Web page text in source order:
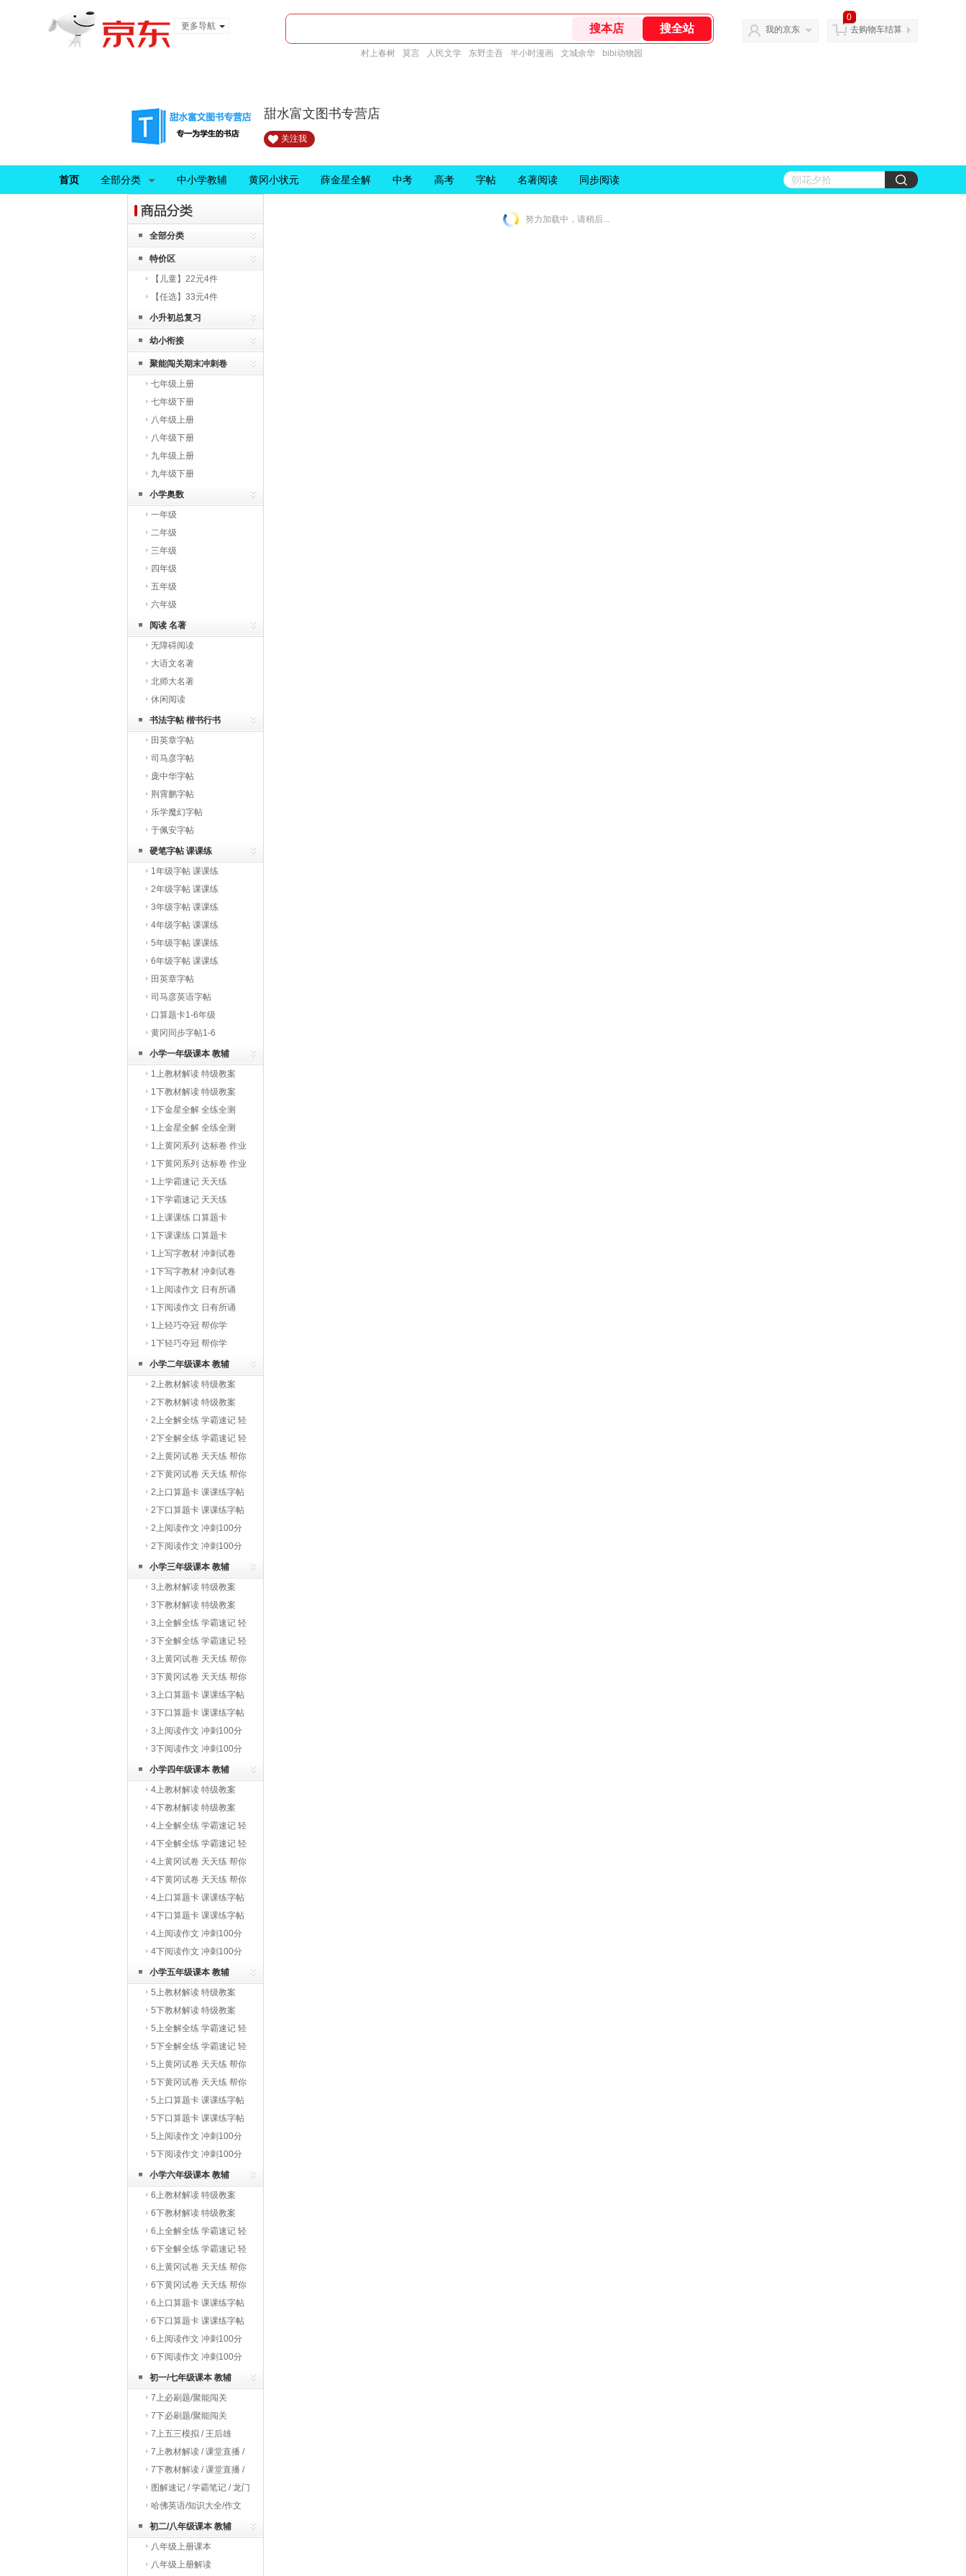
更多导航
村上春树 莫言 人民文学 东野圭吾 半小时漫画 文城余华 bibi动物园
我的京东
0
去购物车结算
甜水富文图书专营店
关注我
首页 全部分类 中小学教辅 黄冈小状元 薛金星全解 中考 高考 字帖 名著阅读 同步阅读
全部分类
特价区
【儿童】22元4件
【任选】33元4件
小升初总复习
幼小衔接
聚能闯关期末冲刺卷
七年级上册
七年级下册
八年级上册
八年级下册
九年级上册
九年级下册
小学奥数
一年级
二年级
三年级
四年级
五年级
六年级
阅读 名著
无障碍阅读
大语文名著
北师大名著
休闲阅读
书法字帖 楷书行书
田英章字帖
司马彦字帖
庞中华字帖
荆霄鹏字帖
乐学魔幻字帖
于佩安字帖
硬笔字帖 课课练
1年级字帖 课课练
2年级字帖 课课练
3年级字帖 课课练
4年级字帖 课课练
5年级字帖 课课练
6年级字帖 课课练
田英章字帖
司马彦英语字帖
口算题卡1-6年级
黄冈同步字帖1-6
小学一年级课本 教辅
1上教材解读 特级教案
1下教材解读 特级教案
1下金星全解 全练全测
1上金星全解 全练全测
1上黄冈系列 达标卷 作业
本1下黄冈系列 达标卷 作业
本1上学霸速记 天天练
1下学霸速记 天天练
1上课课练 口算题卡
1下课课练 口算题卡
1上写字教材 冲刺试卷
1下写字教材 冲刺试卷
1上阅读作文 日有所诵
1下阅读作文 日有所诵
1上轻巧夺冠 帮你学
1下轻巧夺冠 帮你学
小学二年级课本 教辅
2上教材解读 特级教案
2下教材解读 特级教案
2上全解全练 学霸速记 轻
巧夺冠
2下全解全练 学霸速记 轻
巧夺冠
2上黄冈试卷 天天练 帮你
学2下黄冈试卷 天天练 帮你
学2上口算题卡 课课练字帖
写字教材
2下口算题卡 课课练字帖
写字教材
2上阅读作文 冲刺100分
2下阅读作文 冲刺100分
小学三年级课本 教辅
3上教材解读 特级教案
3下教材解读 特级教案
3上全解全练 学霸速记 轻
巧夺冠
3下全解全练 学霸速记 轻
巧夺冠
3上黄冈试卷 天天练 帮你
学3下黄冈试卷 天天练 帮你
学3上口算题卡 课课练字帖
写字教材
3下口算题卡 课课练字帖
写字教材
3上阅读作文 冲刺100分
3下阅读作文 冲刺100分
小学四年级课本 教辅
4上教材解读 特级教案
4下教材解读 特级教案
4上全解全练 学霸速记 轻
巧夺冠
4下全解全练 学霸速记 轻
巧夺冠
4上黄冈试卷 天天练 帮你
学4下黄冈试卷 天天练 帮你
学4上口算题卡 课课练字帖
写字教材
4下口算题卡 课课练字帖
写字教材
4上阅读作文 冲刺100分
4下阅读作文 冲刺100分
小学五年级课本 教辅
5上教材解读 特级教案
5下教材解读 特级教案
5上全解全练 学霸速记 轻
巧夺冠
5下全解全练 学霸速记 轻
巧夺冠
5上黄冈试卷 天天练 帮你
学5下黄冈试卷 天天练 帮你
学5上口算题卡 课课练字帖
写字教材
5下口算题卡 课课练字帖
写字教材
5上阅读作文 冲刺100分
5下阅读作文 冲刺100分
小学六年级课本 教辅
6上教材解读 特级教案
6下教材解读 特级教案
6上全解全练 学霸速记 轻
巧夺冠
6下全解全练 学霸速记 轻
巧夺冠
6上黄冈试卷 天天练 帮你
学6下黄冈试卷 天天练 帮你
学6上口算题卡 课课练字帖
写字教材
6下口算题卡 课课练字帖
写字教材
6上阅读作文 冲刺100分
6下阅读作文 冲刺100分
初一/七年级课本 教辅
7上必刷题/聚能闯关
7下必刷题/聚能闯关
7上五三模拟 / 王后雄
7上教材解读 / 课堂直播 /
启东作业
7下教材解读 / 课堂直播 /
启东作业
图解速记 / 学霸笔记 / 龙门
专题
哈佛英语/知识大全/作文
初二/八年级课本 教辅
八年级上册课本
八年级上册解读
努力加载中，请稍后...